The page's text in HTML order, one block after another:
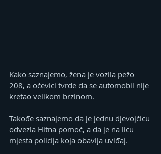
Kako saznajemo, žena je vozila pežo
208, a očevici tvrde da se automobil nije
kretao velikom brzinom.
Takođe saznajemo da je jednu djevojčicu
odvezla Hitna pomoć, a da je na licu
mjesta policija koja obavlja uviđaj.